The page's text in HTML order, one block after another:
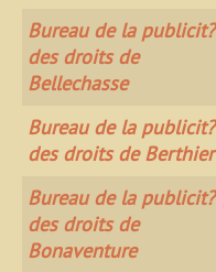
Bureau de la publicit?
des droits de
Bellechasse
Bureau de la publicit?
des droits de Berthier
Bureau de la publicit?
des droits de
Bonaventure